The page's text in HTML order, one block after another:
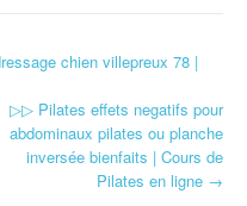
chien villepreux 78 |
▷▷ Pilates effets negatifs pour
abdominaux pilates ou planche
inversée bienfaits | Cours de
Pilates en ligne →